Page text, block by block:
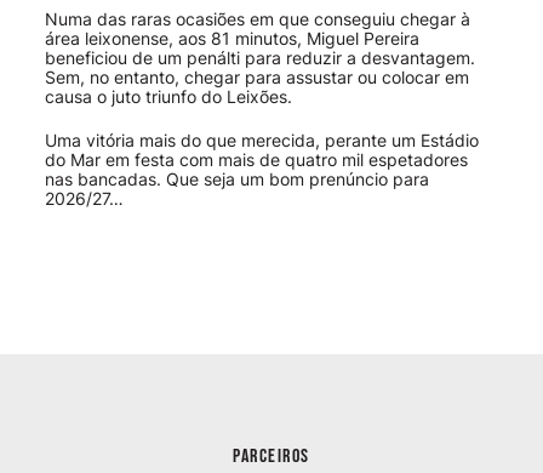
Numa das raras ocasiões em que conseguiu chegar à
área leixonense, aos 81 minutos, Miguel Pereira
beneficiou de um penálti para reduzir a desvantagem.
Sem, no entanto, chegar para assustar ou colocar em
causa o juto triunfo do Leixões.
Uma vitória mais do que merecida, perante um Estádio
do Mar em festa com mais de quatro mil espetadores
nas bancadas. Que seja um bom prenúncio para
2026/27…
PARCEIROS